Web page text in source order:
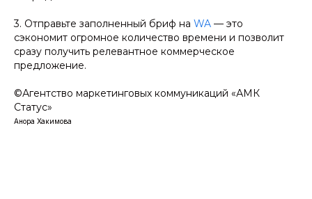
3. Отправьте заполненный бриф на WA — это
сэкономит огромное количество времени и позволит
сразу получить релевантное коммерческое
предложение.
©️Агентство маркетинговых коммуникаций «АМК
Статус»
Анора Хакимова